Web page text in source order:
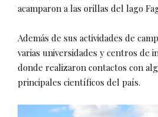
acamparon a las orillas del lago
Además de sus actividades de
varias universidades y centros de
donde realizaron contactos con
principales científicos del país.